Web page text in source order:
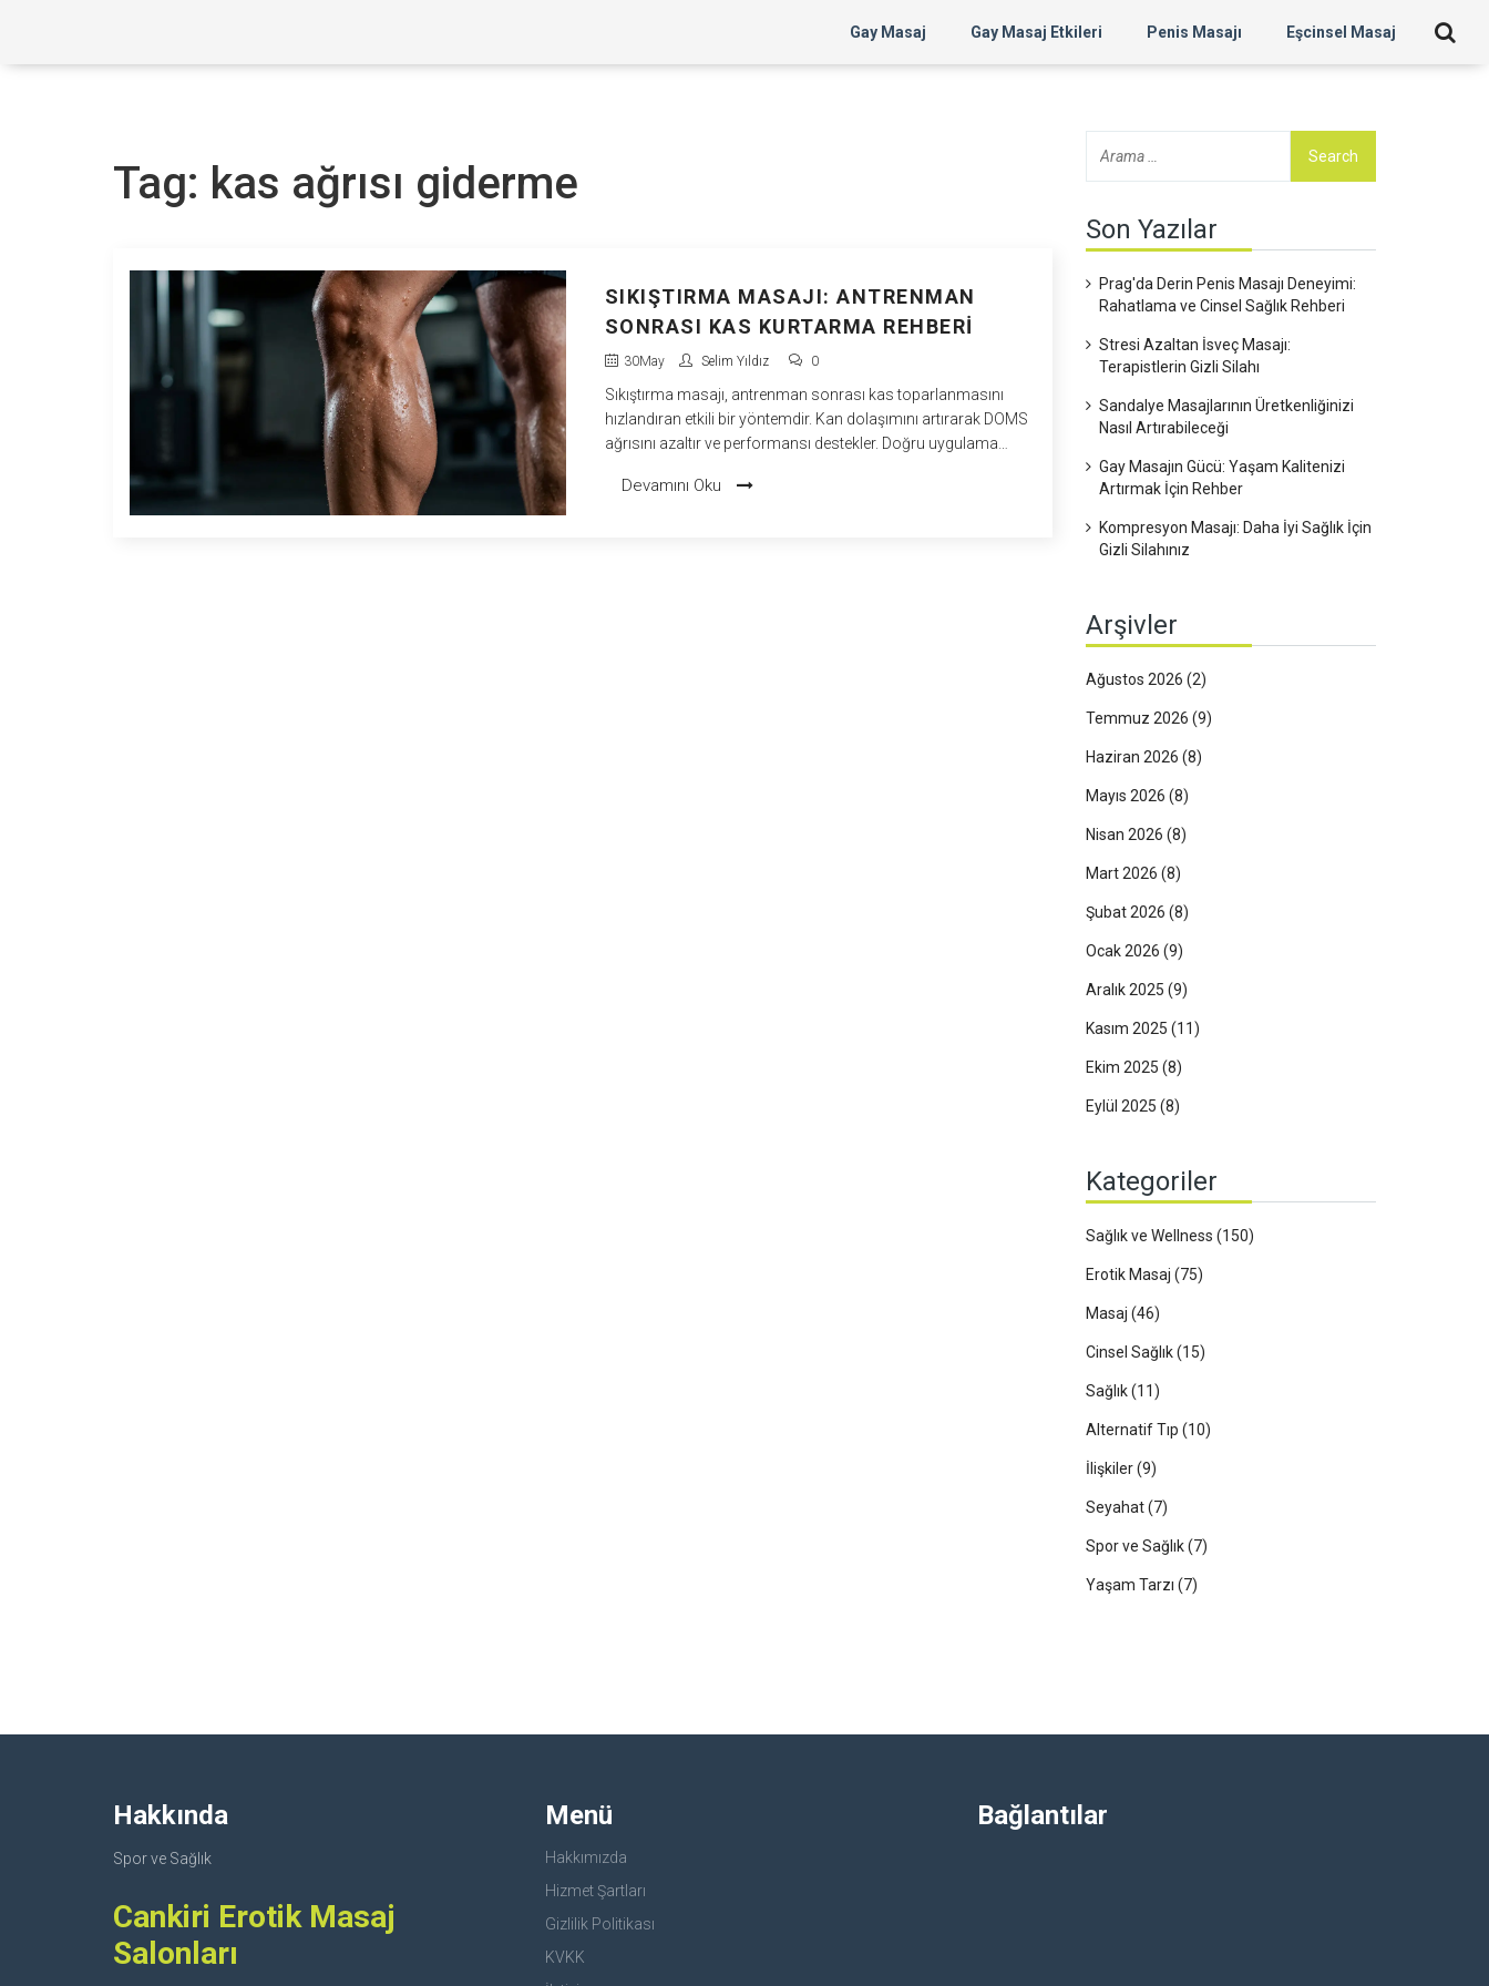
Gay Masaj Gay Masaj Etkileri Penis Masajı Eşcinsel Masaj
Tag: kas ağrısı giderme
SIKIŞTIRMA MASAJI: ANTRENMAN
SONRASI KAS KURTARMA REHBERI
30May Selim Yıldız 0
Sıkıştırma masajı, antrenman sonrası kas toparlanmasını
hızlandıran etkili bir yöntemdir. Kan dolaşımını artırarak DOMS
ağrısını azaltır ve performansı destekler. Doğru uygulama
Devamını Oku
Son Yazılar
Prag'da Derin Penis Masajı Deneyimi:
Rahatlama ve Cinsel Sağlık Rehberi
Stresi Azaltan İsveç Masajı:
Terapistlerin Gizli Silahı
Sandalye Masajlarının Üretkenliğinizi
Nasıl Artırabileceği
Gay Masajın Gücü: Yaşam Kalitenizi
Artırmak İçin Rehber
Kompresyon Masajı: Daha İyi Sağlık İçin
Gizli Silahınız
Arşivler
Ağustos 2026 (2)
Temmuz 2026 (9)
Haziran 2026 (8)
Mayıs 2026 (8)
Nisan 2026 (8)
Mart 2026 (8)
Şubat 2026 (8)
Ocak 2026 (9)
Aralık 2025 (9)
Kasım 2025 (11)
Ekim 2025 (8)
Eylül 2025 (8)
Kategoriler
Sağlık ve Wellness (150)
Erotik Masaj (75)
Masaj (46)
Cinsel Sağlık(15)
Sağlık(11)
Alternatif Tıp (10)
İlişkiler(9)
Seyahat(7)
Spor ve Sağlık(7)
Yaşam Tarzı (7)
Hakkında
Spor ve Sağlık
Cankiri Erotik Masaj
Salonları
Menü
Hakkımızda
Hizmet Şartları
Gizlilik Politikası
KVKK
Bağlantılar